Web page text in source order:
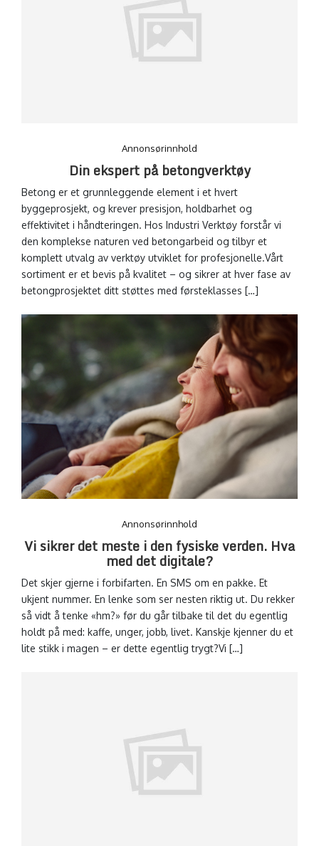
Annonsørinnhold
Din ekspert på betongverktøy
Betong er et grunnleggende element i et hvert
byggeprosjekt, og krever presisjon, holdbarhet og
effektivitet i håndteringen. Hos Industri Verktøy forstår vi
den komplekse naturen ved betongarbeid og tilbyr et
komplett utvalg av verktøy utviklet for profesjonelle.Vårt
sortiment er et bevis på kvalitet – og sikrer at hver fase av
betongprosjektet ditt støttes med førsteklasses […]
Annonsørinnhold
Vi sikrer det meste i den fysiske verden. Hva
med det digitale?
Det skjer gjerne i forbifarten. En SMS om en pakke. Et
ukjent nummer. En lenke som ser nesten riktig ut. Du rekker
så vidt å tenke «hm?» før du går tilbake til det du egentlig
holdt på med: kaffe, unger, jobb, livet. Kanskje kjenner du et
lite stikk i magen – er dette egentlig trygt?Vi […]